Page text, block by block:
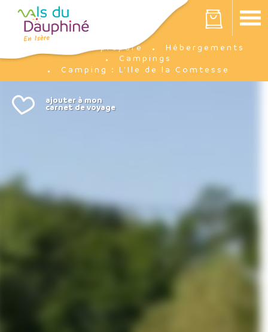
Votre panier est vide
Je prépare
Hébergements
Campings
Camping : L'Ile de la Comtesse
Panneau de gestion des cookies